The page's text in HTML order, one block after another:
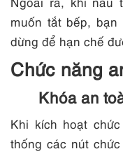
muốn tắt bếp,
dừng để hạn chế
Chức năng
Khóa an
Khi kích hoạt
thống các nút